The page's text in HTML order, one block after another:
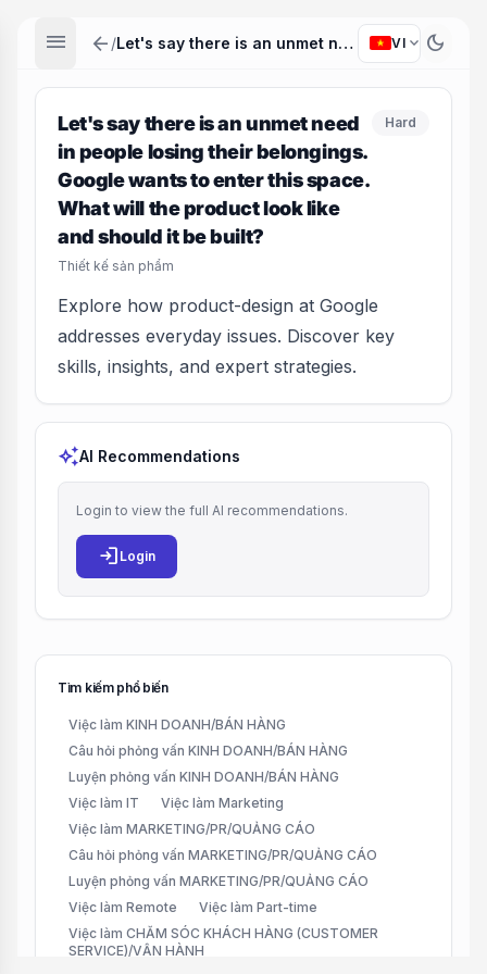
menu arrow_back / Let's say there is an unmet need in people losing their belongings. Google wants to enter this space. What will the product look like and should it be built? VI expand_more dark_mode
Let's say there is an unmet need
in people losing their belongings.
Google wants to enter this space.
What will the product look like
and should it be built?
Thiết kế sản phẩm
Hard
Explore how product-design at Google
addresses everyday issues. Discover key
skills, insights, and expert strategies.
auto_awesomeAI Recommendations
Login to view the full AI recommendations.
login Login
Tìm kiếm phổ biến
Việc làm KINH DOANH/BÁN HÀNG
Câu hỏi phỏng vấn KINH DOANH/BÁN HÀNG
Luyện phỏng vấn KINH DOANH/BÁN HÀNG
Việc làm IT
Việc làm Marketing
Việc làm MARKETING/PR/QUẢNG CÁO
Câu hỏi phỏng vấn MARKETING/PR/QUẢNG CÁO
Luyện phỏng vấn MARKETING/PR/QUẢNG CÁO
Việc làm Remote
Việc làm Part-time
Việc làm CHĂM SÓC KHÁCH HÀNG (CUSTOMER
SERVICE)/VẬN HÀNH